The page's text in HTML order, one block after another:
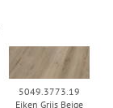
5049.3773.19
Eiken Grijs Beige